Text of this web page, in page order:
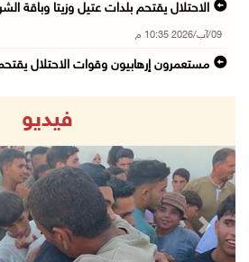
الاحتلال يقتحم بلدات عتيل وزيتا وباقة
09/آب/2026 10:35 م
مستعمرون إرهابيون وقوات الاحتلال
قصف مدفعي للاحتلال وإطلاق نار
09/آب/2026 10:25 م
الاحتلال يقتحم المزرعة الغربية
09/آب/2026 10:18 م
"الزراعة" والهيئات المحلية في الخليل
فيديو
Next